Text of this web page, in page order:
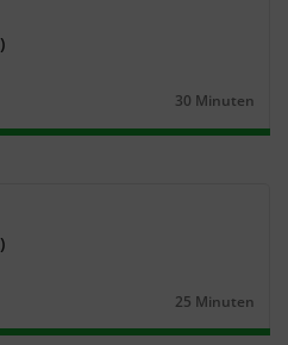
Dauer:
30 Minuten
Dauer:
25 Minuten